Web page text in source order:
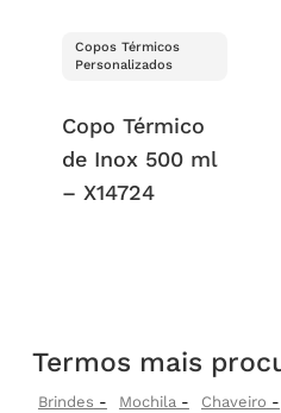
Copos Térmicos
Personalizados
Copo Térmico
de Inox 500 ml
– X14724
Termos mais
Brindes Mochila Chaveiro